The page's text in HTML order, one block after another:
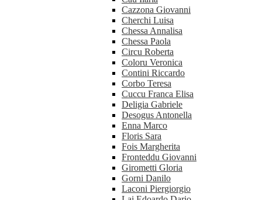
Cazzona Giovanni
Cherchi Luisa
Chessa Annalisa
Chessa Paola
Circu Roberta
Coloru Veronica
Contini Riccardo
Corbo Teresa
Cuccu Franca Elisa
Deligia Gabriele
Desogus Antonella
Enna Marco
Floris Sara
Fois Margherita
Fronteddu Giovanni
Girometti Gloria
Gorni Danilo
Laconi Piergiorgio